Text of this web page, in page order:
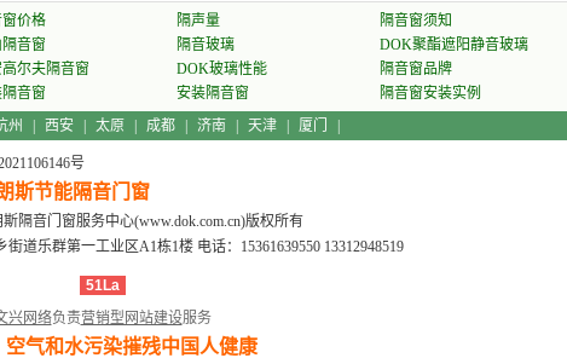
窗价格 隔声量
隔音窗须知
音窗 隔音玻璃
DOK聚酯遮阳静音玻璃
尔夫隔音窗 DOK玻璃性能
隔音窗品牌
音窗 安装隔音窗
隔音窗安装实例
州 西安 太原 成都 济南 天津 厦门
号
斯节能隔音门窗
隔音门窗服务中心(www.dok.com.cn)版权所有
街道乐群第一工业区A1栋1楼 电话：15361639550 13312948519
51La
兴网络负责营销型网站建设服务
空气和水污染摧残中国人健康